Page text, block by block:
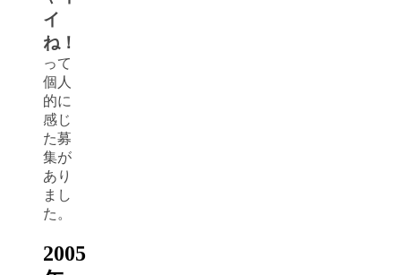
イ
ね！
って
個人
的に
感じ
た募
集が
あり
まし
た。
2005